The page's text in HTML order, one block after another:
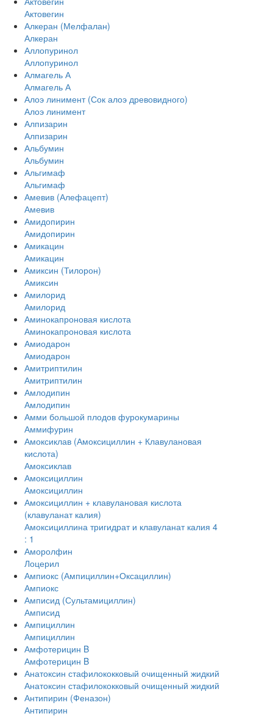
Актовегин
Алкеран (Мелфалан)
Алкеран
Аллопуринол
Аллопуринол
Алмагель А
Алмагель А
Алоэ линимент (Сок алоэ древовидного)
Алоэ линимент
Алпизарин
Алпизарин
Альбумин
Альбумин
Альгимаф
Альгимаф
Амевив (Алефацепт)
Амевив
Амидопирин
Амидопирин
Амикацин
Амикацин
Амиксин (Тилорон)
Амиксин
Амилорид
Амилорид
Аминокапроновая кислота
Аминокапроновая кислота
Амиодарон
Амиодарон
Амитриптилин
Амитриптилин
Амлодипин
Амлодипин
Амми большой плодов фурокумарины
Аммифурин
Амоксиклав (Амоксициллин + Клавулановая
кислота)
Амоксиклав
Амоксициллин
Амоксициллин
Амоксициллин + клавулановая кислота
(клавуланат калия)
Амоксициллина тригидрат и клавуланат калия 4
: 1
Аморолфин
Лоцерил
Ампиокс (Ампициллин+Оксациллин)
Ампиокс
Амписид (Сультамициллин)
Амписид
Ампициллин
Ампициллин
Амфотерицин B
Амфотерицин B
Анатоксин стафилококковый очищенный жидкий
Анатоксин стафилококковый очищенный жидкий
Антипирин (Феназон)
Антипирин